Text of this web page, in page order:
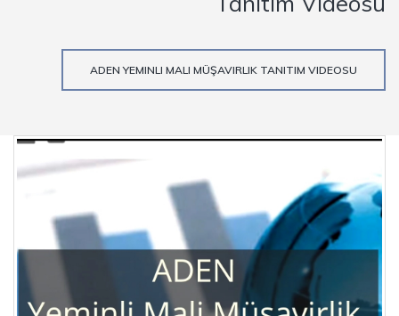
ADEN YEMINLI MALI MÜŞAVIRLIK TANITIM VIDEOSU